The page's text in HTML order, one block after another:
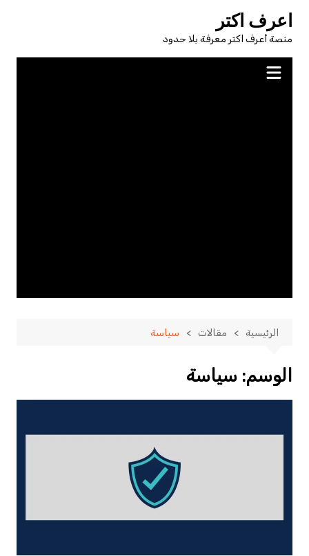
المحتوى
اعرف اكتر
منصة أعرف اكتر معرفة بلا حدود
الرئيسية مقالات سياسة
الوسم: سياسة